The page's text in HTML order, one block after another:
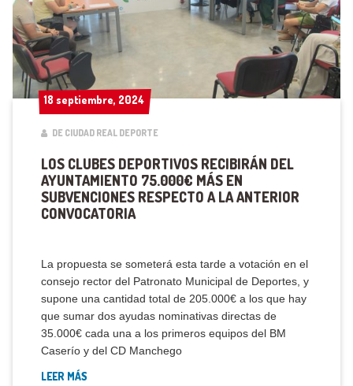
18 septiembre, 2024
18 septiembre, 2024
DE CIUDAD REAL DEPORTE
LOS CLUBES DEPORTIVOS RECIBIRÁN DEL
AYUNTAMIENTO 75.000€ MÁS EN
SUBVENCIONES RESPECTO A LA ANTERIOR
CONVOCATORIA
La propuesta se someterá esta tarde a votación en el
consejo rector del Patronato Municipal de Deportes, y
supone una cantidad total de 205.000€ a los que hay
que sumar dos ayudas nominativas directas de
35.000€ cada una a los primeros equipos del BM
Caserío y del CD Manchego
LEER MÁS